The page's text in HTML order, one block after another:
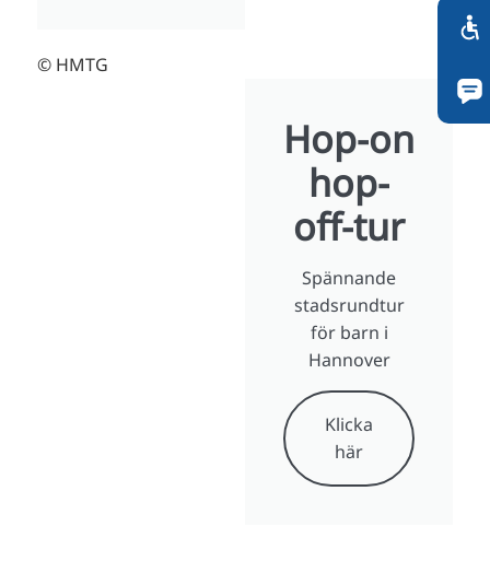
© HMTG
Hop-on
hop-
off-tur
Spännande
stadsrundtur
för barn i
Hannover
Klicka
här